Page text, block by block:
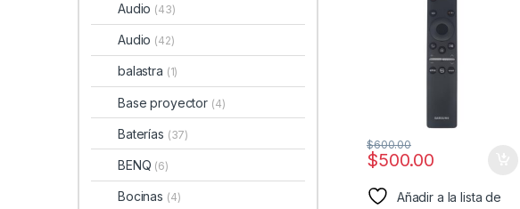
$500.00
$600.00
Añadir a la lista de
Audio (43)
Audio (42)
balastra (1)
Base proyector (4)
Baterías (37)
BENQ (6)
Bocinas (4)